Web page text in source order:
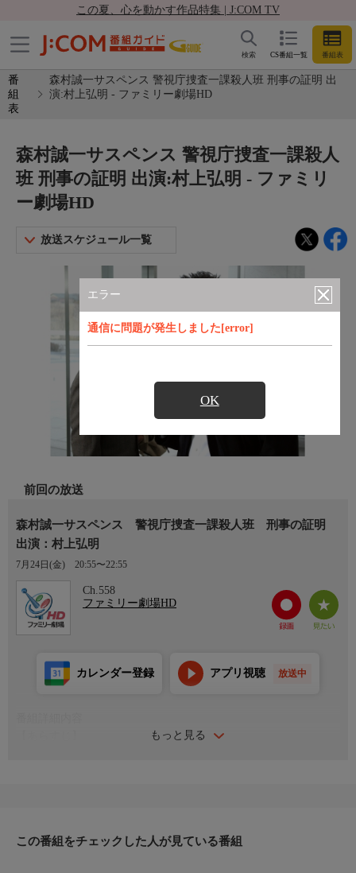
この夏、心を動かす作品特集 | J:COM TV
CS番組一覧 番組表
検索
番
組
表
森村誠一サスペンス 警視庁捜査一課殺人班 刑事の証明 出
演:村上弘明 - ファミリー劇場HD
エラー
通信に問題が発生しました[error]
OK
森村誠一サスペンス 警視庁捜査一課殺人
班 刑事の証明 出演:村上弘明 - ファミリ
ー劇場HD
放送スケジュール一覧
前回の放送
森村誠一サスペンス 警視庁捜査一課殺人班 刑事の証明
出演：村上弘明
7月24日(金) 20:55〜22:55
Ch.558
ファミリー劇場HD
もっと見る
カレンダー登録 アプリ視聴 放送中
れる。彼女の自宅から10年前の殺人事件の記事が発見された。広
この番組をチェックした人が見ている番組